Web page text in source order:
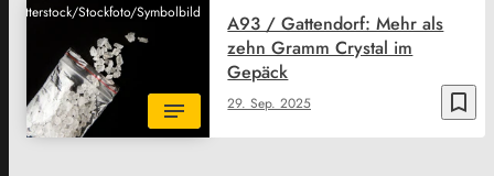
Shutterstock/Stockfoto/Symbolbild
bookmark_border
29. Sep. 2025
A93 / Gattendorf: Mehr als
zehn Gramm Crystal im
Gepäck